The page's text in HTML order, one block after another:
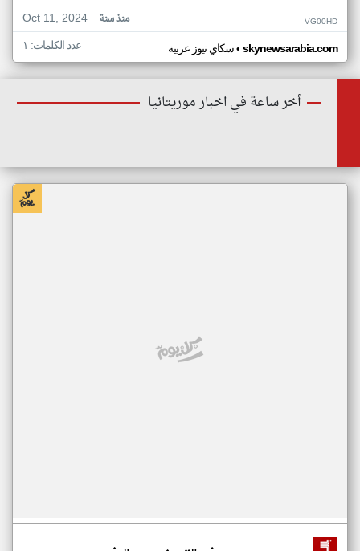
Oct 11, 2024
منذ سنة VG00HD
سكاي نيوز عربية• skynewsarabia.com عدد الكلمات: ١
أخر ساعة في اخبار موريتانيا